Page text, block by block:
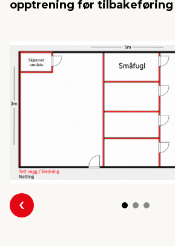
& stillas
& ugress
& stativer
og sylting
data & TV
sko
opptrening før
Forrige